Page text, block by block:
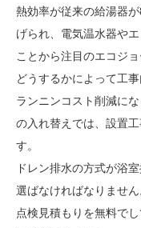
熱効率が従来の給湯器
げられ、電気温水器や
ことから注目のエコジ
どうするかによって工
ランニンコスト削減に
の入れ替えでは、設置
す。
ドレン排水の方式が浴
選ばなければなりません
点検見積もりを無料で